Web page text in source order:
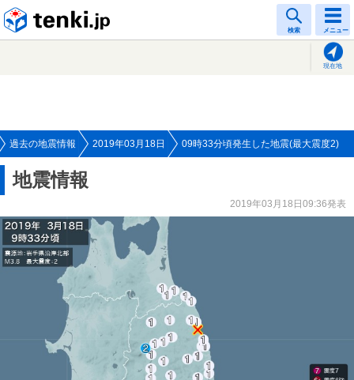
検索 メニュー
現在地
過去の地震情報 2019年03月18日 09時33分頃発生した地震(最大震度2)
地震情報
2019年03月18日09:36発表